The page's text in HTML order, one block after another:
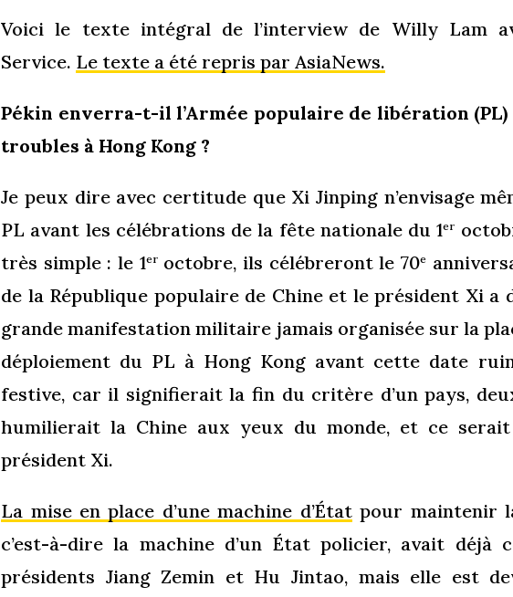
Voici le texte intégral de l’interview de Willy Lam
Service. Le texte a été repris par AsiaNews.
Pékin enverra-t-il l’Armée populaire de libération
troubles à Hong Kong ?
Je peux dire avec certitude que Xi Jinping n’envisage
PL avant les célébrations de la fête nationale du 1er
très simple : le 1eroctobre, ils célébreront le 70e
de la République populaire de Chine et le président Xi a
grande manifestation militaire jamais organisée sur la
déploiement du PL à Hong Kong avant cette date
festive, car il signifierait la fin du critère d’un pays,
humilierait la Chine aux yeux du monde, et ce
président Xi.
La mise en place d’une machine d’Étatpour maintenir
c’est-à-dire la machine d’un État policier, avait déjà
présidents Jiang Zemin et Hu Jintao, mais elle est